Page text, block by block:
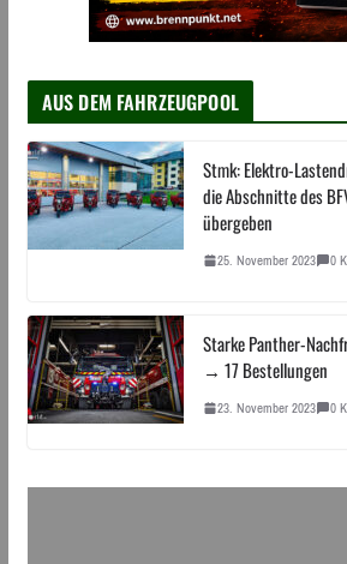
AUS DEM FAHRZEUGPOOL
Stmk: Elektro-
die Abschnitte des
übergeben
25. November 2023 0
Starke Panther-
→ 17 Bestellungen
23. November 2023 0